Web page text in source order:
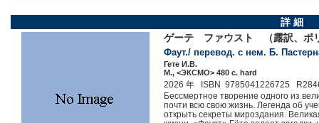
詳 細
ゲーテ ファウスト （露訳、ボ
Фаут./ перевод. с нем. Б.
Гете И.В.
М., <ЭКСМО> 480 c. hard
2026 年 ISBN 9785041226725
Бессмертное творение одного из
почти всю свою жизнь. Легенда об
открыть секреты мироздания.